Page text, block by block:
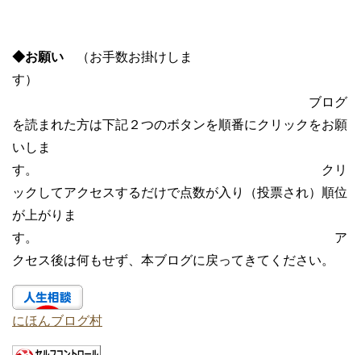
◆お願い （お手数お掛けしま
す）
ブログ
を読まれた方は下記２つのボタンを順番にクリックをお願
いしま
す。 クリ
ックしてアクセスするだけで点数が入り（投票され）順位
が上がりま
す。 ア
クセス後は何もせず、本ブログに戻ってきてください。
にほんブログ村